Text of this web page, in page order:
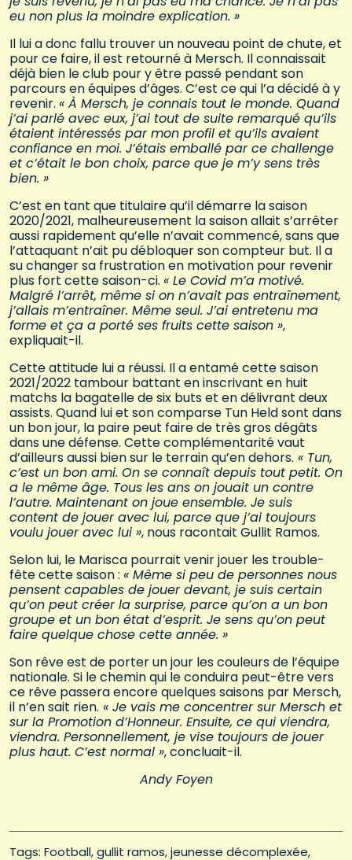
eu non plus la moindre explication. »
Il lui a donc fallu trouver un nouveau point de chute, et
pour ce faire, il est retourné à Mersch. Il connaissait
déjà bien le club pour y être passé pendant son
parcours en équipes d’âges. C’est ce qui l’a décidé à y
revenir. « À Mersch, je connais tout le monde. Quand
j’ai parlé avec eux, j’ai tout de suite remarqué qu’ils
étaient intéressés par mon profil et qu’ils avaient
confiance en moi. J’étais emballé par ce challenge
et c’était le bon choix, parce que je m’y sens très
bien. »
C’est en tant que titulaire qu’il démarre la saison
2020/2021, malheureusement la saison allait s’arrêter
aussi rapidement qu’elle n’avait commencé, sans que
l’attaquant n’ait pu débloquer son compteur but. Il a
su changer sa frustration en motivation pour revenir
plus fort cette saison-ci. « Le Covid m’a motivé.
Malgré l’arrêt, même si on n’avait pas entraînement,
j’allais m’entraîner. Même seul. J’ai entretenu ma
forme et ça a porté ses fruits cette saison »,
expliquait-il.
Cette attitude lui a réussi. Il a entamé cette saison
2021/2022 tambour battant en inscrivant en huit
matchs la bagatelle de six buts et en délivrant deux
assists. Quand lui et son comparse Tun Held sont dans
un bon jour, la paire peut faire de très gros dégâts
dans une défense. Cette complémentarité vaut
d’ailleurs aussi bien sur le terrain qu’en dehors. « Tun,
c’est un bon ami. On se connaît depuis tout petit. On
a le même âge. Tous les ans on jouait un contre
l’autre. Maintenant on joue ensemble. Je suis
content de jouer avec lui, parce que j’ai toujours
voulu jouer avec lui », nous racontait Gullit Ramos.
Selon lui, le Marisca pourrait venir jouer les trouble-
fête cette saison : « Même si peu de personnes nous
pensent capables de jouer devant, je suis certain
qu’on peut créer la surprise, parce qu’on a un bon
groupe et un bon état d’esprit. Je sens qu’on peut
faire quelque chose cette année. »
Son rêve est de porter un jour les couleurs de l’équipe
nationale. Si le chemin qui le conduira peut-être vers
ce rêve passera encore quelques saisons par Mersch,
il n’en sait rien. « Je vais me concentrer sur Mersch et
sur la Promotion d’Honneur. Ensuite, ce qui viendra,
viendra. Personnellement, je vise toujours de jouer
plus haut. C’est normal », concluait-il.
Andy Foyen
Tags: Football gullit ramos jeunesse décomplexée